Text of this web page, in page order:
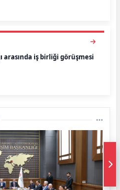
arasında iş birliği görüşmesi